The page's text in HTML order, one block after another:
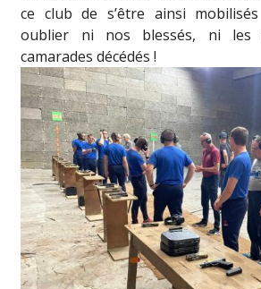
ce club de s’être ainsi
oublier ni nos blessés, ni les
camarades décédés !